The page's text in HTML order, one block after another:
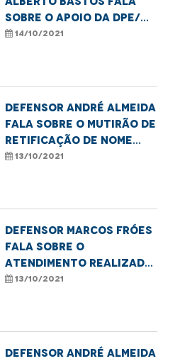
sobre o apoio da DPE/MA
ao Ministério Público
14/10/2021
Defensor André Almeida
fala sobre o mutirão de
retificação de nome
social e gênero em
13/10/2021
Defensor Marcos Fróes
fala sobre o
atendimento realizado
pelo Núcleo de Defesa
13/10/2021
Defensor André Almeida